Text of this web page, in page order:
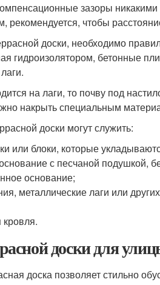
зазоры
рекомендуется, чтобы
доски, необходимо
гидроизолятором, бетонные
на лаги, то почву под
накрыть специальным
доски могут служить:
или блоки, которые
с песчаной подушкой,
основание;
металлические лаги или
кровля.
доски для
доска позволяет стильно